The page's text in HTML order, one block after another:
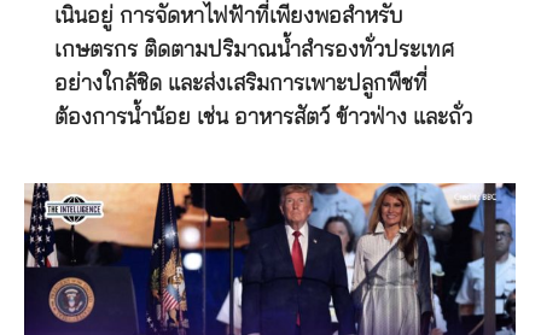
เนินอยู่ การจัดหาไฟฟ้าที่เพียงพอสําหรับ
เกษตรกร ติดตามปริมาณน้ำสำรองทั่วประเทศ
อย่างใกล้ชิด และส่งเสริมการเพาะปลูกพืชที่
ต้องการน้ำน้อย เช่น อาหารสัตว์ ข้าวฟ่าง และถั่ว